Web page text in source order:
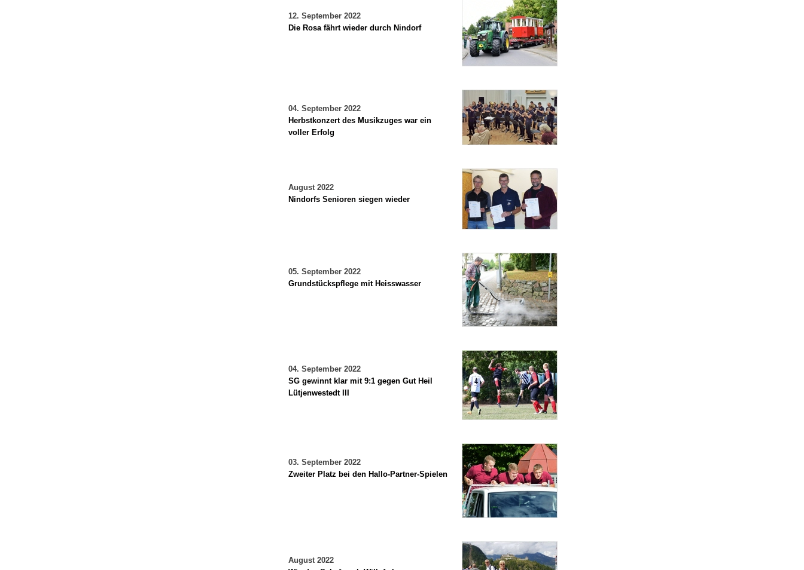
12. September 2022
Die Rosa fährt wieder durch Nindorf
04. September 2022
Herbstkonzert des Musikzuges war ein
voller Erfolg
August 2022
Nindorfs Senioren siegen wieder
05. September 2022
Grundstückspflege mit Heisswasser
04. September 2022
SG gewinnt klar mit 9:1 gegen Gut Heil
Lütjenwestedt III
03. September 2022
Zweiter Platz bei den Hallo-Partner-Spielen
August 2022